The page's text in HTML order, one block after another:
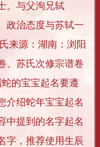
。与父洵兄轼
政治态度与苏轼一
来源：湖南：浏阳
、苏氏次修宗谱卷
的宝宝起名要遵
介绍蛇年宝宝起名
中提到的名字起名
字，推荐使用生辰